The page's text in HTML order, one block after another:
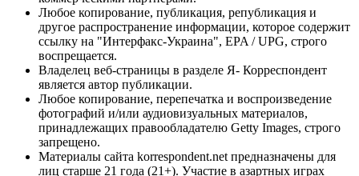
Любое копирование, публикация, републикация и
другое распространение информации, которое содержит
ссылку на "Интерфакс-Украина", EPA / UPG, строго
воспрещается.
Владелец веб-страницы в разделе Я- Корреспондент
является автор публикации.
Любое копирование, перепечатка и воспроизведение
фотографий и/или аудиовизуальных материалов,
принадлежащих правообладателю Getty Images, строго
запрещено.
Материалы сайта korrespondent.net предназначены для
лиц старше 21 года (21+). Участие в азартных играх